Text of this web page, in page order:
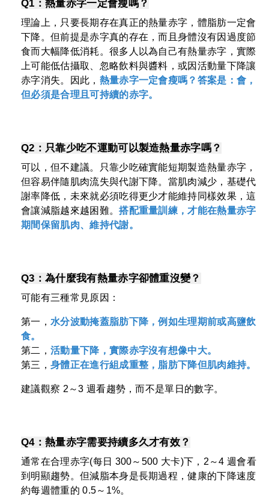
Q1：熱量赤字一定會瘦嗎？
理論上，只要長期存在真正的熱量赤字，體脂肪一定會
下降。但前提是赤字真的存在，而且身體沒有因過度節
食而大幅降低消耗。 很多人以為自己有熱量赤字，實際
上可能低估攝取、忽略飲料與醬料，或因活動量下降讓
赤字消失。因此， 熱量赤字一定會瘦嗎？答案是：會，
但必須是合理且可持續的赤字。
Q2：只靠少吃不運動可以製造熱量赤字嗎？
可以，但不建議。
只靠少吃確實能短期製造熱量赤字，
但容易伴隨肌肉流失與代謝下降。當肌肉減少，基礎代
謝率降低，未來就必須吃得更少才能維持同樣效果，這
會讓減脂越來越困難。搭配重量訓練，才能在熱量赤字
期間保留肌肉、維持代謝。
Q3：為什麼我有熱量赤字卻體重沒變？
可能有三種常見原因：
第一， 水分波動掩蓋脂肪下降，例如生理期前或高鹽飲
食。
第二， 活動量下降，實際赤字沒有想像中大。
第三， 身體正在進行組成重整，脂肪下降但肌肉維持。
建議觀察 2～3 週看趨勢，而不是單日的數字。
Q4：熱量赤字需要持續多久才有效？
通常在合理赤字(每日 300～500 大卡)下，2～4 週會看
到明顯趨勢。但減脂本身是長期過程，健康的下降速度
約每週體重的 0.5～1%。